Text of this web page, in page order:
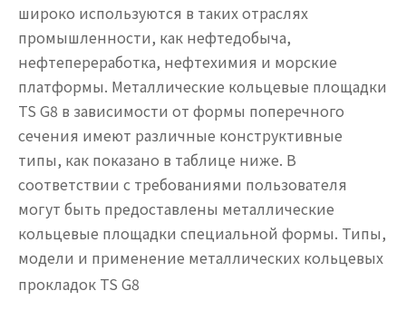
широко используются в таких отраслях
промышленности, как нефтедобыча,
нефтепереработка, нефтехимия и морские
платформы. Металлические кольцевые площадки
TS G8 в зависимости от формы поперечного
сечения имеют различные конструктивные
типы, как показано в таблице ниже. В
соответствии с требованиями пользователя
могут быть предоставлены металлические
кольцевые площадки специальной формы. Типы,
модели и применение металлических кольцевых
прокладок TS G8